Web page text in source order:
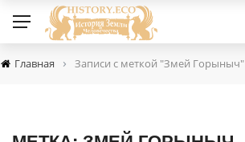
Главная › Записи с меткой "Змей Горыныч"